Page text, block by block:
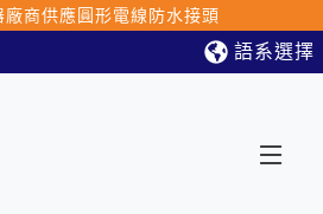
商供應圓形電線防水接頭
語系選擇